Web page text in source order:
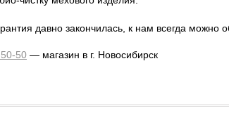
давно закончилась, к нам всегда можно
50 — магазин в г. Новосибирск